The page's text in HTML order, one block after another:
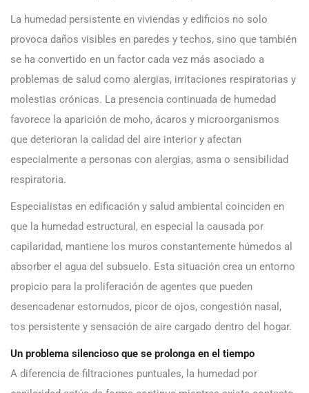
La humedad persistente en viviendas y edificios no solo
provoca daños visibles en paredes y techos, sino que también
se ha convertido en un factor cada vez más asociado a
problemas de salud como alergias, irritaciones respiratorias y
molestias crónicas. La presencia continuada de humedad
favorece la aparición de moho, ácaros y microorganismos
que deterioran la calidad del aire interior y afectan
especialmente a personas con alergias, asma o sensibilidad
respiratoria.
Especialistas en edificación y salud ambiental coinciden en
que la humedad estructural, en especial la causada por
capilaridad, mantiene los muros constantemente húmedos al
absorber el agua del subsuelo. Esta situación crea un entorno
propicio para la proliferación de agentes que pueden
desencadenar estornudos, picor de ojos, congestión nasal,
tos persistente y sensación de aire cargado dentro del hogar.
Un problema silencioso que se prolonga en el tiempo
A diferencia de filtraciones puntuales, la humedad por